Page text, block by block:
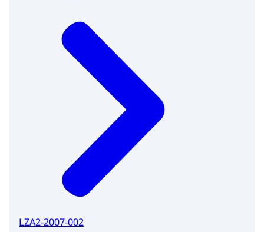
LZA2-2007-002